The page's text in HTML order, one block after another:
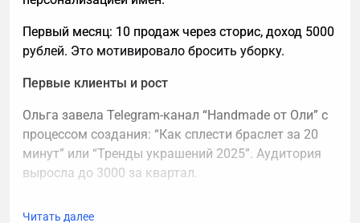
Первый месяц: 10 продаж через сторис, доход 5000
рублей. Это мотивировало бросить уборку.
Первые клиенты и рост
Ольга завела Telegram-канал “Handmade от Оли” с
процессом создания: “Как сплести браслет за 20
минут” или “Тренды украшений 2025”. Аудитория
выросла до 3000 за квартал.
Читать далее